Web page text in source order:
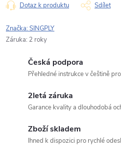
Váš dotaz
Odeslat
Dotaz k produktu Sdílet
Značka:SINGPLY
Záruka: 2 roky
Česká podpora
Přehledné instrukce v češtině
2letá záruka
Garance kvality a dlouhodobá
Zboží skladem
Ihned k dispozici pro rychlé